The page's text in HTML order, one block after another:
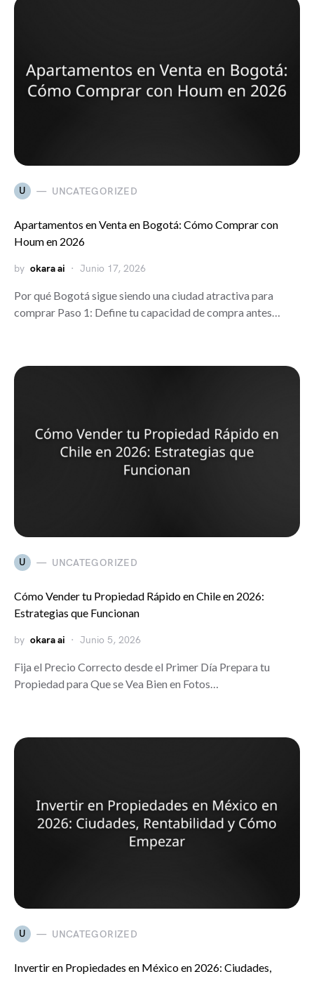
U UNCATEGORIZED
Apartamentos en Venta en Bogotá: Cómo Comprar con
Houm en 2026
by okara ai Junio 17, 2026
Por qué Bogotá sigue siendo una ciudad atractiva para
comprar Paso 1: Define tu capacidad de compra antes…
U UNCATEGORIZED
Cómo Vender tu Propiedad Rápido en Chile en 2026:
Estrategias que Funcionan
by okara ai Junio 5, 2026
Fija el Precio Correcto desde el Primer Día Prepara tu
Propiedad para Que se Vea Bien en Fotos…
U UNCATEGORIZED
Invertir en Propiedades en México en 2026: Ciudades,